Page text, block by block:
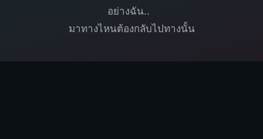
อย่างฉัน..
มาทางไหนต้องกลับไปทางนั้น